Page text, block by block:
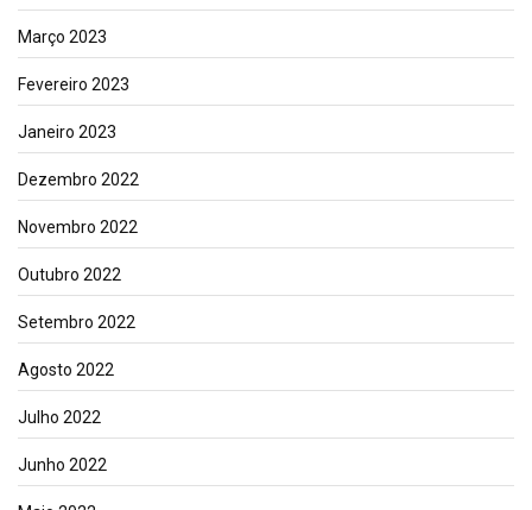
Março 2023
Fevereiro 2023
Janeiro 2023
Dezembro 2022
Novembro 2022
Outubro 2022
Setembro 2022
Agosto 2022
Julho 2022
Junho 2022